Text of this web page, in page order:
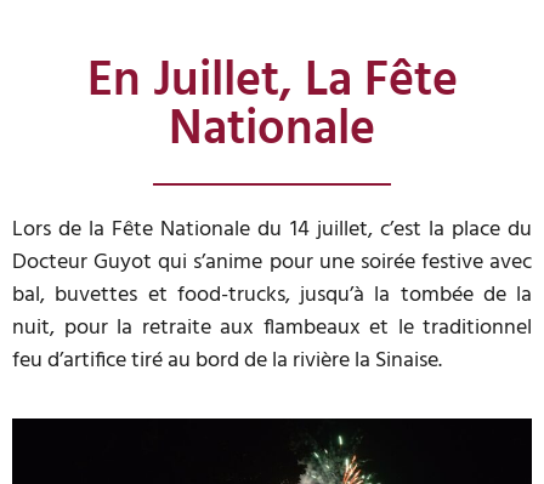
En Juillet, La Fête
Nationale
Lors de la Fête Nationale du 14 juillet, c’est la place du
Docteur Guyot qui s’anime pour une soirée festive avec
bal, buvettes et food-trucks, jusqu’à la tombée de la
nuit, pour la retraite aux flambeaux et le traditionnel
feu d’artifice tiré au bord de la rivière la Sinaise.